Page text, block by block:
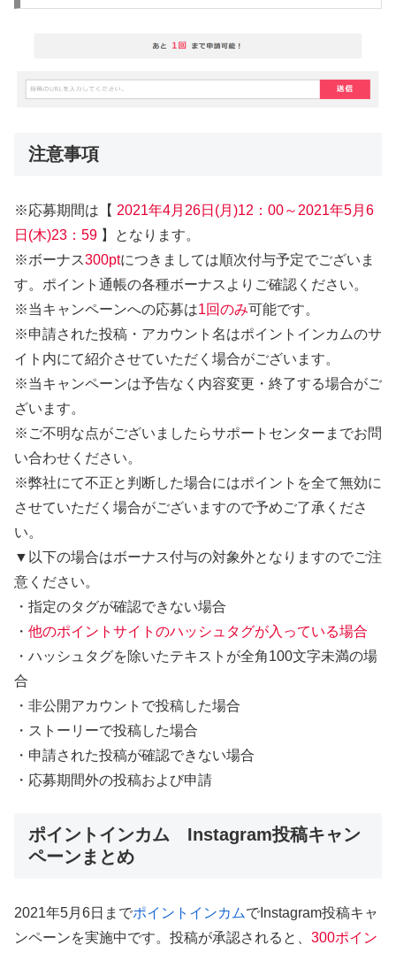
注意事項
※応募期間は【 2021年4月26日(月)12：00～2021年5月6
日(木)23：59 】となります。
※ボーナス300ptにつきましては順次付与予定でございま
す。ポイント通帳の各種ボーナスよりご確認ください。
※当キャンペーンへの応募は1回のみ可能です。
※申請された投稿・アカウント名はポイントインカムのサ
イト内にて紹介させていただく場合がございます。
※当キャンペーンは予告なく内容変更・終了する場合がご
ざいます。
※ご不明な点がございましたらサポートセンターまでお問
い合わせください。
※弊社にて不正と判断した場合にはポイントを全て無効に
させていただく場合がございますので予めご了承くださ
い。
▼以下の場合はボーナス付与の対象外となりますのでご注
意ください。
・指定のタグが確認できない場合
・ 他のポイントサイトのハッシュタグが入っている場合
・ハッシュタグを除いたテキストが全角100文字未満の場
合
・非公開アカウントで投稿した場合
・ストーリーで投稿した場合
・申請された投稿が確認できない場合
・応募期間外の投稿および申請
ポイントインカム Instagram投稿キャン
ペーンまとめ
2021年5月6日までポイントインカムでInstagram投稿キャ
ンペーンを実施中です。投稿が承認されると、 300ポイン